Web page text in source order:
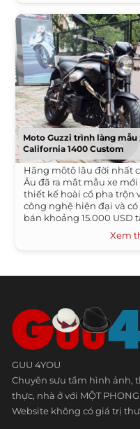
Moto Guzzi trình làng mẫu
California 1400 Custom
Hãng môtô lâu đời nhất
Âu đã ra mắt mẫu xe mới
thiết kế hoài cổ pha trộn
công nghệ hiện đại và có
bán khoảng 15.000 USD
Moto Guzzi, với lịch sử ra
Xem
GUU 4YOU
Chuyên sưu tầm hình ảnh,
thực, nhà ở với MỘT PHONG
Website không có giá trị